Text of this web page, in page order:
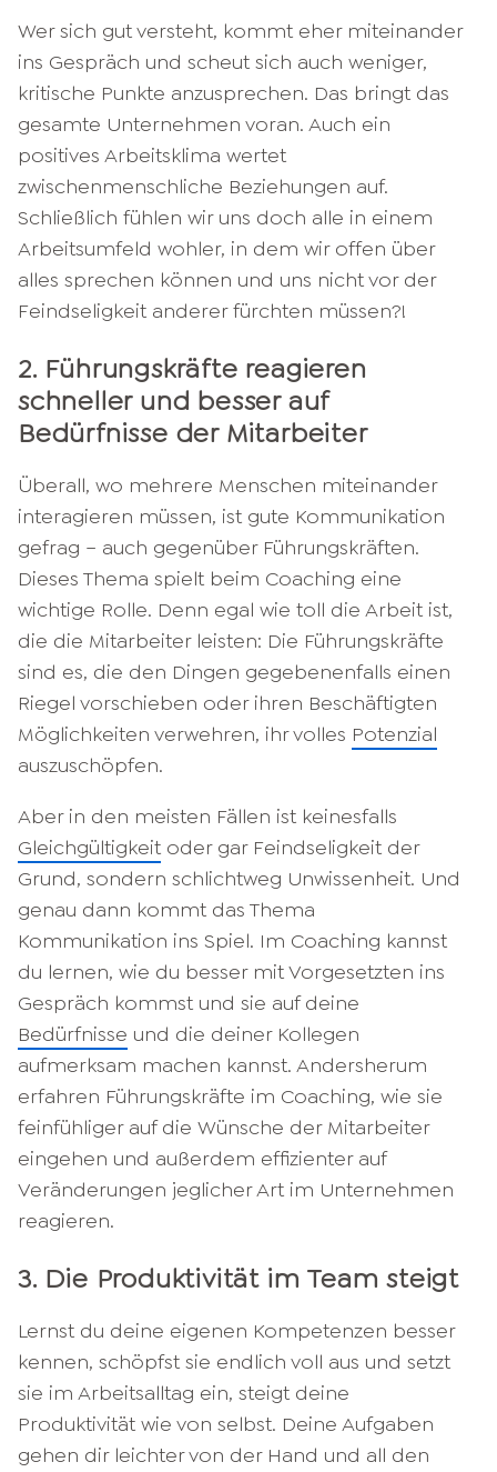
Wer sich gut versteht, kommt eher miteinander
ins Gespräch und scheut sich auch weniger,
kritische Punkte anzusprechen. Das bringt das
gesamte Unternehmen voran. Auch ein
positives Arbeitsklima wertet
zwischenmenschliche Beziehungen auf.
Schließlich fühlen wir uns doch alle in einem
Arbeitsumfeld wohler, in dem wir offen über
alles sprechen können und uns nicht vor der
Feindseligkeit anderer fürchten müssen?!
2. Führungskräfte reagieren
schneller und besser auf
Bedürfnisse der Mitarbeiter
Überall, wo mehrere Menschen miteinander
interagieren müssen, ist gute Kommunikation
gefrag – auch gegenüber Führungskräften.
Dieses Thema spielt beim Coaching eine
wichtige Rolle. Denn egal wie toll die Arbeit ist,
die die Mitarbeiter leisten: Die Führungskräfte
sind es, die den Dingen gegebenenfalls einen
Riegel vorschieben oder ihren Beschäftigten
Möglichkeiten verwehren, ihr volles Potenzial
auszuschöpfen.
Aber in den meisten Fällen ist keinesfalls
Gleichgültigkeit oder gar Feindseligkeit der
Grund, sondern schlichtweg Unwissenheit. Und
genau dann kommt das Thema
Kommunikation ins Spiel. Im Coaching kannst
du lernen, wie du besser mit Vorgesetzten ins
Gespräch kommst und sie auf deine
Bedürfnisse und die deiner Kollegen
aufmerksam machen kannst. Andersherum
erfahren Führungskräfte im Coaching, wie sie
feinfühliger auf die Wünsche der Mitarbeiter
eingehen und außerdem effizienter auf
Veränderungen jeglicher Art im Unternehmen
reagieren.
3. Die Produktivität im Team steigt
Lernst du deine eigenen Kompetenzen besser
kennen, schöpfst sie endlich voll aus und setzt
sie im Arbeitsalltag ein, steigt deine
Produktivität wie von selbst. Deine Aufgaben
gehen dir leichter von der Hand und all den